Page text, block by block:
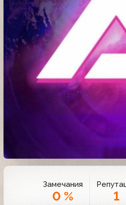
Замечания
0 % 1